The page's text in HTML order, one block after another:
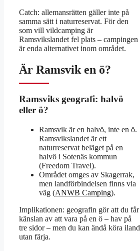
Catch: allemansrätten gäller inte på
samma sätt i naturreservat. För den
som vill vildcamping är
Ramsvikslandet fel plats – campingen
är enda alternativet inom området.
Är Ramsvik en ö?
Ramsviks geografi: halvö
eller ö?
Ramsvik är en halvö, inte en ö.
Ramsvikslandet är ett
naturreservat beläget på en
halvö i Sotenäs kommun
(Freedom Travel).
Området omges av Skagerrak,
men landförbindelsen finns via
väg (ANWB Camping).
Implikationen: geografin gör att du får
känslan av att vara på en ö – hav på
tre sidor – men du kan ändå köra iland
utan färja.